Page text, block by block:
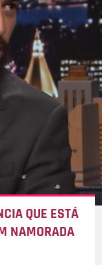
QUE ESTÁ
NAMORADA